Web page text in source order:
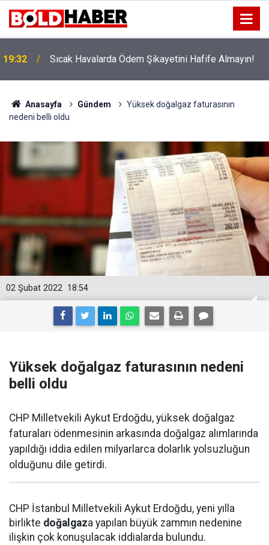
19:32 Sıcak Havalarda Ödem Şikayetini Hafife Almayın!
Anasayfa Gündem
Yüksek doğalgaz faturasının
nedeni belli oldu
18:54
02 Şubat 2022
Yüksek doğalgaz faturasının nedeni
belli oldu
CHP Milletvekili Aykut Erdoğdu, yüksek doğalgaz
faturaları ödenmesinin arkasında doğalgaz alımlarında
yapıldığı iddia edilen milyarlarca dolarlık yolsuzluğun
olduğunu dile getirdi.
CHP İstanbul Milletvekili Aykut Erdoğdu, yeni yılla
birlikte doğalgaza yapılan büyük zammın nedenine
ilişkin çok konuşulacak iddialarda bulundu.